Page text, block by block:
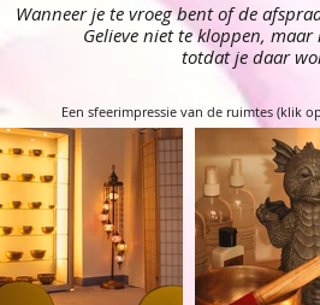
Wanneer je te vroeg bent of de
Gelieve niet te kloppen,
totdat je daar
Een sfeerimpressie van de ruimtes (klik